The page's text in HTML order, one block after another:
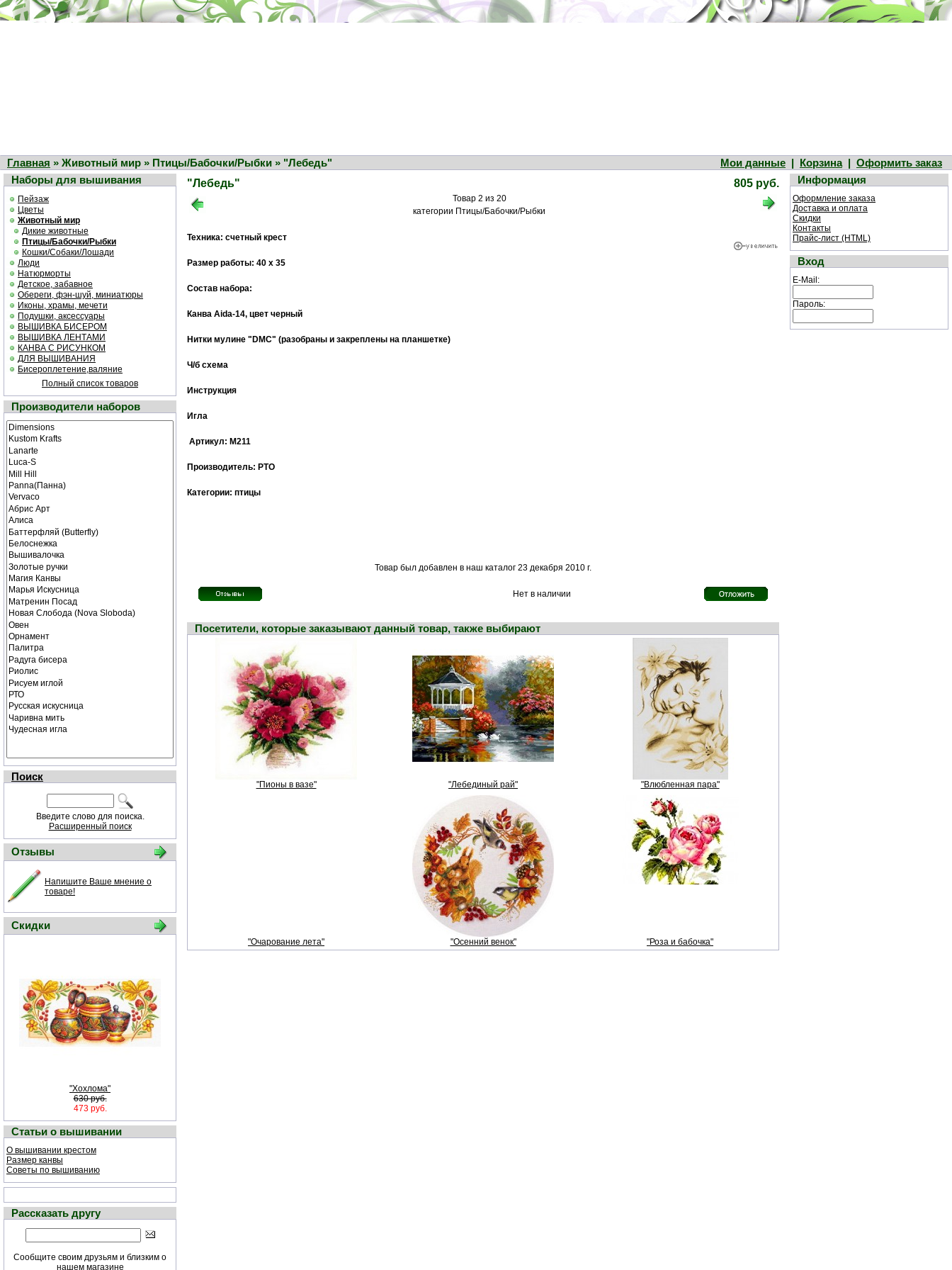
Главная » Животный мир » Птицы/Бабочки/Рыбки » "Лебедь" Мои данные | Корзина| Оформить заказ
Наборы для вышивания
Пейзаж
Цветы
Животный мир
Дикие животные
Птицы/Бабочки/Рыбки
Кошки/Собаки/Лошади
Люди
Натюрморты
Детское, забавное
Обереги, фэн-шуй, миниатюры
Иконы, храмы, мечети
Подушки, аксессуары
ВЫШИВКА БИСЕРОМ
ВЫШИВКА ЛЕНТАМИ
КАНВА С РИСУНКОМ
ДЛЯ ВЫШИВАНИЯ
Бисероплетение,валяние
Полный список товаров
Производители наборов
Поиск
Введите слово для поиска.
Расширенный поиск
Отзывы
Напишите Ваше мнение о
товаре!
Скидки
"Хохлома"
630 руб.
473 руб.
Статьи о вышивании
О вышивании крестом
Размер канвы
Советы по вышиванию
Рассказать другу
Сообщите своим друзьям и близким о
нашем магазине
"Лебедь" 805 руб.
Товар 2 из 20
категории Птицы/Бабочки/Рыбки
Техника: счетный крест
Размер работы: 40 х 35
Состав набора:
Канва Aida-14, цвет черный
Нитки мулине "DMC" (разобраны и закреплены на планшетке)
Ч/б cхема
Инструкция
Игла
Артикул: М211
Производитель: РТО
Категории: птицы
Товар был добавлен в наш каталог 23 декабря 2010 г.
Нет в наличии
Посетители, которые заказывают данный товар, также выбирают
"Пионы в вазе" "Лебединый рай" "Влюбленная пара"
"Очарование лета" "Осенний венок" "Роза и бабочка"
Информация
Оформление заказа
Доставка и оплата
Скидки
Контакты
Прайс-лист (HTML)
Вход
E-Mail:
Пароль: